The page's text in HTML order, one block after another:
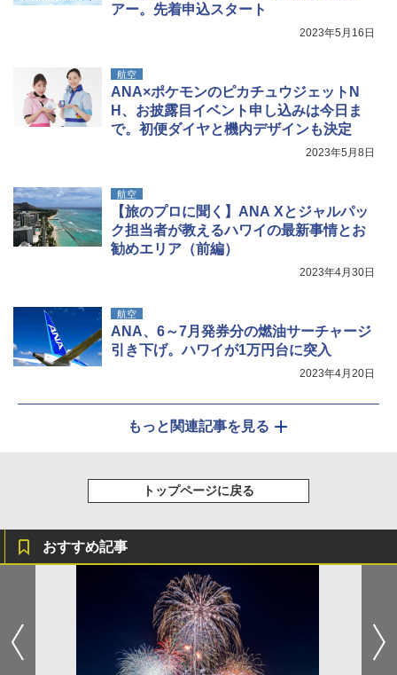
アー。先着申込スタート
2023年5月16日
航空
ANA×ポケモンのピカチュウジェットN
H、お披露目イベント申し込みは今日ま
で。初便ダイヤと機内デザインも決定
2023年5月8日
航空
【旅のプロに聞く】ANA Xとジャルパッ
ク担当者が教えるハワイの最新事情とお
勧めエリア（前編）
2023年4月30日
航空
ANA、6～7月発券分の燃油サーチャージ
引き下げ。ハワイが1万円台に突入
2023年4月20日
もっと関連記事を見る
トップページに戻る
おすすめ記事